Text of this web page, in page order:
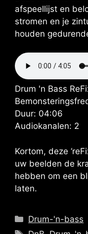
afspeellijst en
stromen en je
houden
Drum 'n Bass
Duur: 04:06
Audiokanalen: 2
Kortom, deze
uw beelden de
hebben om een
laten.
Categorieën
Drum-'n-bass
Tags